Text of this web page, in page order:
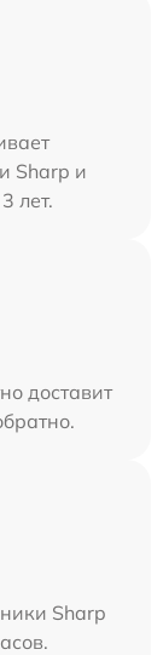
Sharp и
лет.
доставит
Sharp